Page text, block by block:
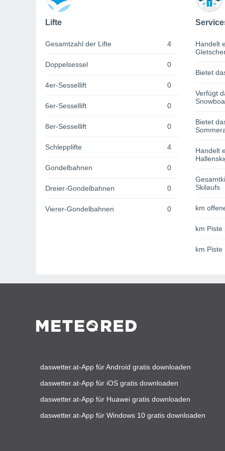
Lifte
Gesamtzahl der Lifte 4
Doppelsessel 0
4er-Sessellift 0
6er-Sessellift 0
8er-Sessellift 0
Schlepplifte 4
Gondelbahnen 0
Dreier-Gondelbahnen 0
Vierer-Gondelbahnen 0
Handelt
Bietet
Verfügt
Bietet
Handelt
Skilaufs
km
km Piste
km Piste
daswetter.at-App für Android gratis downloaden
daswetter.at-App für iOS gratis downloaden
daswetter.at-App für Huawei gratis downloaden
daswetter.at-App für Windows 10 gratis downloaden